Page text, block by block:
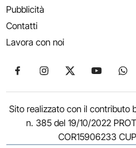
Pubblicità
Contatti
Lavora con noi
Seguici su Facebook
Seguici su Instagram
Seguici su X
Seguici
Sito realizzato con il contributo
n. 385 del 19/10/2022
COR15906233